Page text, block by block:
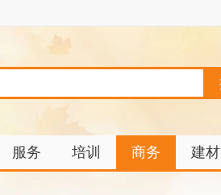
服务 培训 商务 建材